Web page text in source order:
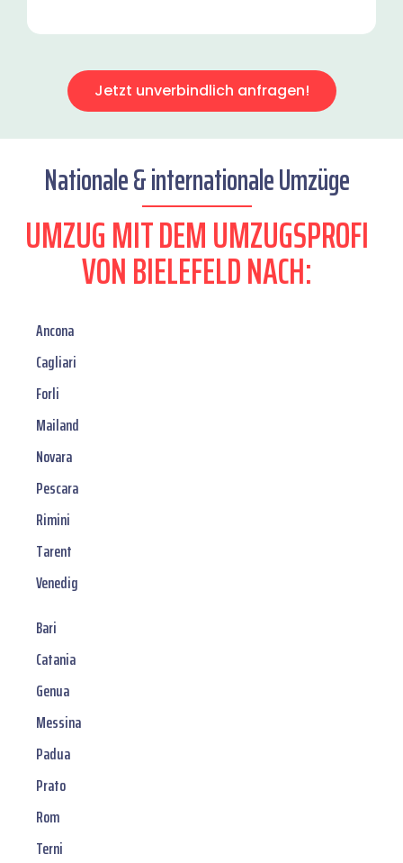
Jetzt unverbindlich anfragen!
Nationale & internationale Umzüge
UMZUG MIT DEM UMZUGSPROFI
VON BIELEFELD NACH:
Ancona
Cagliari
Forli
Mailand
Novara
Pescara
Rimini
Tarent
Venedig
Bari
Catania
Genua
Messina
Padua
Prato
Rom
Terni